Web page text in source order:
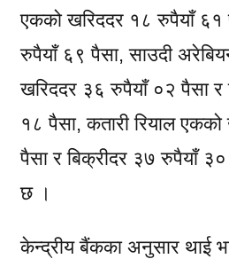
एकको खरिददर १८ रुपैयाँ ६१
रुपैयाँ ६९ पैसा, साउदी
खरिददर ३६ रुपैयाँ ०२ पैसा र
१८ पैसा, कतारी रियाल
पैसा र बिक्रीदर ३७ रुपैयाँ
छ ।
केन्द्रीय बैंकका अनुसार थाई